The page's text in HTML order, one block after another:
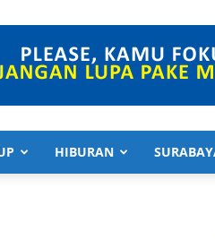
HIBURAN